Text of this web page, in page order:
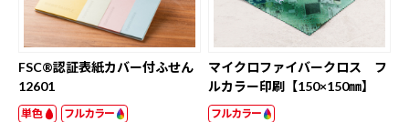
FSC®認証表紙カバー付ふせん
12601
単色 フルカラー
マイクロファイバークロス フ
ルカラー印刷【150×150㎜】
フルカラー